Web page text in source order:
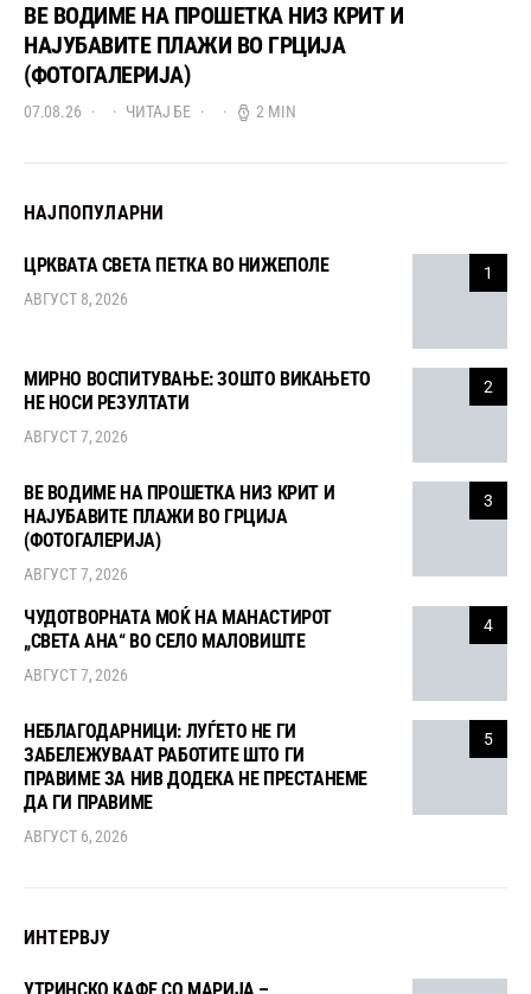
ВЕ ВОДИМЕ НА ПРОШЕТКА НИЗ КРИТ И
НАЈУБАВИТЕ ПЛАЖИ ВО ГРЦИЈА
(ФОТОГАЛЕРИЈА)
07.08.26 ЧИТАЈ БЕ 2 MIN
НАЈПОПУЛАРНИ
1
ЦРКВАТА СВЕТА ПЕТКА ВО НИЖЕПОЛЕ
АВГУСТ 8, 2026
2
МИРНО ВОСПИТУВАЊЕ: ЗОШТО ВИКАЊЕТО
НЕ НОСИ РЕЗУЛТАТИ
АВГУСТ 7, 2026
3
ВЕ ВОДИМЕ НА ПРОШЕТКА НИЗ КРИТ И
НАЈУБАВИТЕ ПЛАЖИ ВО ГРЦИЈА
(ФОТОГАЛЕРИЈА)
АВГУСТ 7, 2026
4
ЧУДОТВОРНАТА МОЌ НА МАНАСТИРОТ
„СВЕТА АНА“ ВО СЕЛО МАЛОВИШТЕ
АВГУСТ 7, 2026
5
НЕБЛАГОДАРНИЦИ: ЛУЃЕТО НЕ ГИ
ЗАБЕЛЕЖУВААТ РАБОТИТЕ ШТО ГИ
ПРАВИМЕ ЗА НИВ ДОДЕКА НЕ ПРЕСТАНЕМЕ
ДА ГИ ПРАВИМЕ
АВГУСТ 6, 2026
ИНТЕРВЈУ